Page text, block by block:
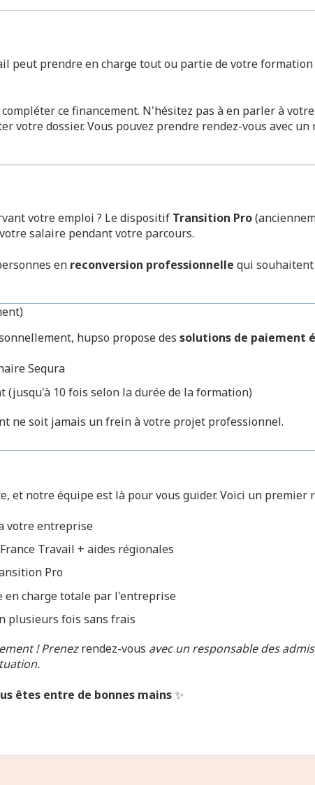
peut prendre en charge tout ou partie de votre
ce financement. N'hésitez pas à en parler à
votre dossier. Vous pouvez prendre rendez-vous avec un
votre emploi ? Le dispositif Transition Pro
salaire pendant votre parcours.
en reconversion professionnelle qui
hupso propose des solutions de paiement
Sequra
(jusqu'à 10 fois selon la durée de la formation)
ne soit jamais un frein à votre projet professionnel.
et notre équipe est là pour vous guider. Voici un premier
votre entreprise
Travail + aides régionales
Pro
en charge totale par l'entreprise
plusieurs fois sans frais
! Prenezrendez-vous avec un responsable des
êtes entre de bonnes mains✨